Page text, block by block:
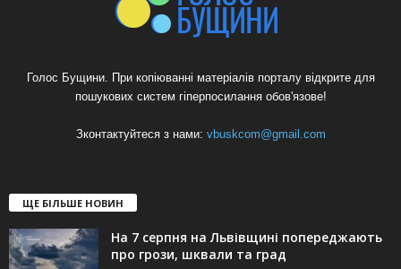
Голос Бущини. При копіюванні матеріалів порталу відкрите для
пошукових систем гіперпосилання обов'язове!
Зконтактуйтеся з нами: vbuskcom@gmail.com
ЩЕ БІЛЬШЕ НОВИН
На 7 серпня на Львівщині попереджають
про грози, шквали та град